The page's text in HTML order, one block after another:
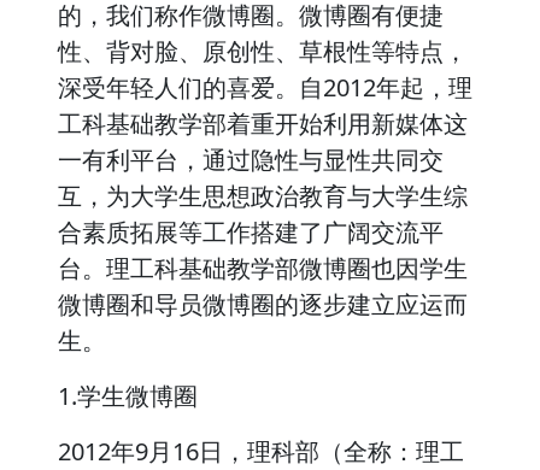
的，我们称作微博圈。微博圈有便捷
性、背对脸、原创性、草根性等特点，
深受年轻人们的喜爱。自2012年起，理
工科基础教学部着重开始利用新媒体这
一有利平台，通过隐性与显性共同交
互，为大学生思想政治教育与大学生综
合素质拓展等工作搭建了广阔交流平
台。理工科基础教学部微博圈也因学生
微博圈和导员微博圈的逐步建立应运而
生。
1.学生微博圈
2012年9月16日，理科部（全称：理工